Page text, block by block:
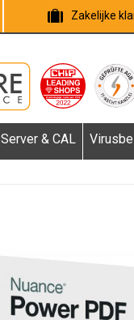
Zakelijke
Server & CAL